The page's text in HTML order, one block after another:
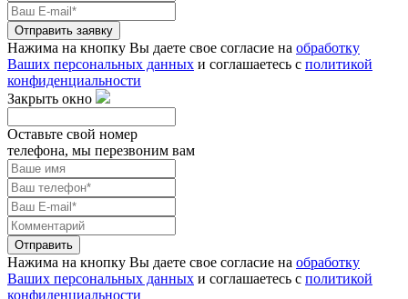
Отправить заявку
Нажима на кнопку Вы даете свое согласие на обработку
Ваших персональных данных и соглашаетесь с политикой
конфиденциальности
Закрыть окно
Оставьте свой номер
телефона, мы перезвоним вам
Отправить
Нажима на кнопку Вы даете свое согласие на обработку
Ваших персональных данных и соглашаетесь с политикой
конфиденциальности